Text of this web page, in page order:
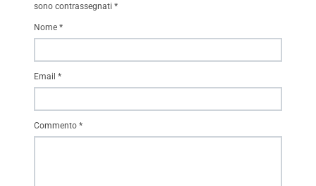
sono contrassegnati *
Commento *
Nome *
Email *